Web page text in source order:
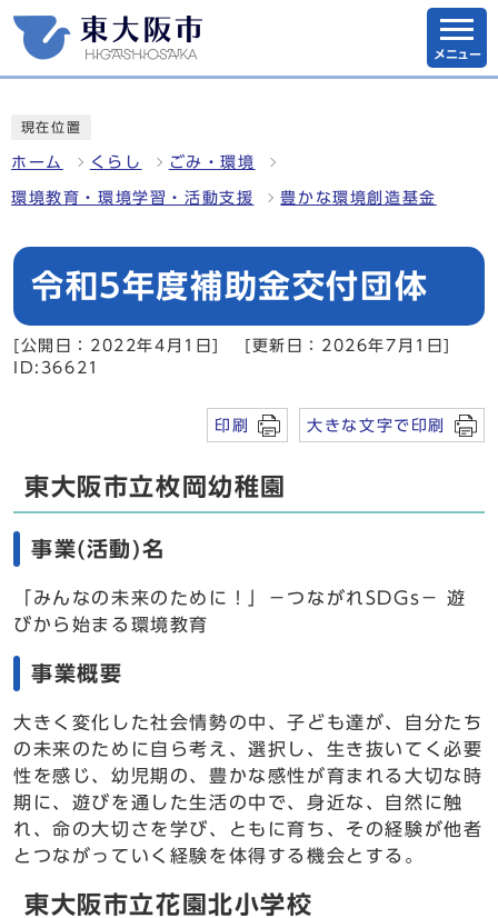
メニュー
現在位置
ホーム くらし ごみ・環境
環境教育・環境学習・活動支援 豊かな環境創造基金
令和5年度補助金交付団体
[公開日：2022年4月1日]
[更新日：2026年7月1日]
ID:36621
印刷 大きな文字で印刷
東大阪市立枚岡幼稚園
事業(活動)名
「みんなの未来のために！」－つながれSDGs－ 遊
びから始まる環境教育
事業概要
大きく変化した社会情勢の中、子ども達が、自分たち
の未来のために自ら考え、選択し、生き抜いてく必要
性を感じ、幼児期の、豊かな感性が育まれる大切な時
期に、遊びを通した生活の中で、身近な、自然に触
れ、命の大切さを学び、ともに育ち、その経験が他者
とつながっていく経験を体得する機会とする。
東大阪市立花園北小学校